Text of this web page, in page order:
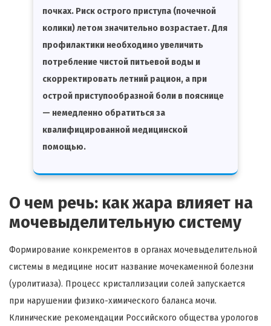
почках. Риск острого приступа (почечной
колики) летом значительно возрастает. Для
профилактики необходимо увеличить
потребление чистой питьевой воды и
скорректировать летний рацион, а при
острой приступообразной боли в пояснице
— немедленно обратиться за
квалифицированной медицинской
помощью.
О чем речь: как жара влияет на
мочевыделительную систему
Формирование конкрементов в органах мочевыделительной
системы в медицине носит название мочекаменной болезни
(уролитиаза). Процесс кристаллизации солей запускается
при нарушении физико-химического баланса мочи.
Клинические рекомендации Российского общества урологов